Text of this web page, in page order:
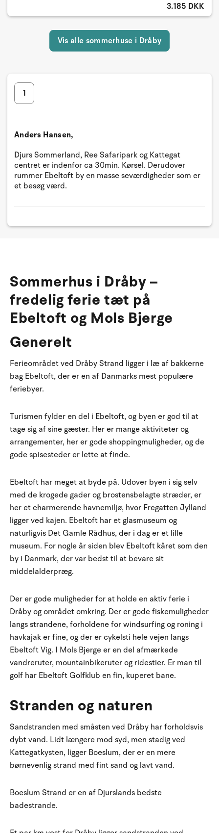
3.185 DKK
Vis alle sommerhuse i Dråby
1
Anders Hansen,
Djurs Sommerland, Ree Safaripark og Kattegat
centret er indenfor ca 30min. Kørsel. Derudover
rummer Ebeltoft by en masse seværdigheder som er
et besøg værd.
Sommerhus i Dråby –
fredelig ferie tæt på
Ebeltoft og Mols Bjerge
Generelt
Ferieområdet ved Dråby Strand ligger i læ af bakkerne
bag Ebeltoft, der er en af Danmarks mest populære
feriebyer.
Turismen fylder en del i Ebeltoft, og byen er god til at
tage sig af sine gæster. Her er mange aktiviteter og
arrangementer, her er gode shoppingmuligheder, og de
gode spisesteder er lette at finde.
Ebeltoft har meget at byde på. Udover byen i sig selv
med de krogede gader og brostensbelagte stræder, er
her et charmerende havnemiljø, hvor Fregatten Jylland
ligger ved kajen. Ebeltoft har et glasmuseum og
naturligvis Det Gamle Rådhus, der i dag er et lille
museum. For nogle år siden blev Ebeltoft kåret som den
by i Danmark, der var bedst til at bevare sit
middelalderpræg.
Der er gode muligheder for at holde en aktiv ferie i
Dråby og området omkring. Der er gode fiskemuligheder
langs strandene, forholdene for windsurfing og roning i
havkajak er fine, og der er cykelsti hele vejen langs
Ebeltoft Vig. I Mols Bjerge er en del afmærkede
vandreruter, mountainbikeruter og ridestier. Er man til
golf har Ebeltoft Golfklub en fin, kuperet bane.
Stranden og naturen
Sandstranden med småsten ved Dråby har forholdsvis
dybt vand. Lidt længere mod syd, men stadig ved
Kattegatkysten, ligger Boeslum, der er en mere
børnevenlig strand med fint sand og lavt vand.
Boeslum Strand er en af Djurslands bedste
badestrande.